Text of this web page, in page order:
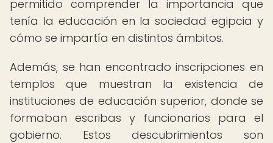
permitido comprender la importancia que
tenía la educación en la sociedad egipcia y
cómo se impartía en distintos ámbitos.
Además, se han encontrado inscripciones en
templos que muestran la existencia de
instituciones de educación superior, donde se
formaban escribas y funcionarios para el
gobierno. Estos descubrimientos son